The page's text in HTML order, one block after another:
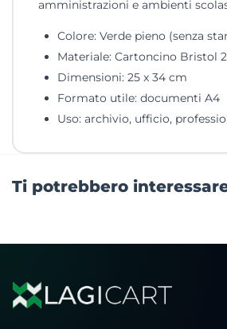
amministrazioni e ambienti
Colore: Verde pieno (senza
Materiale: Cartoncino Bristol
Dimensioni: 25 x 34 cm
Formato utile: documenti A4
Uso: archivio, ufficio,
Ti potrebbero